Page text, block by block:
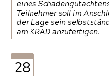
eines
Teilnehmer soll im
der Lage sein
am KRAD anzufertigen.
28